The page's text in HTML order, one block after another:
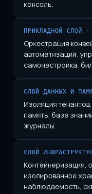
консоль.
ПРИКЛАДНОЙ СЛОЙ ·
Оркестрация
автоматизаций,
самонастройка,
СЛОЙ ДАННЫХ И
Изоляция
память, база
журналы.
СЛОЙ
Контейнеризация,
изолированное
наблюдаемость,